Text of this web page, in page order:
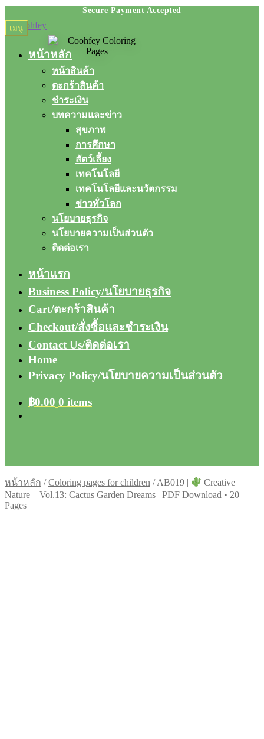
Skip
to
Skip
to
เมนู
หน้าหลัก
หน้าสินค้า
ตะกร้าสินค้า
ชำระเงิน
บทความและข่าว
สุขภาพ
การศึกษา
สัตว์เลี้ยง
เทคโนโลยี
เทคโนโลยีและนวัตกรรม
ข่าวทั่วโลก
นโยบายธุรกิจ
นโยบายความเป็นส่วนตัว
ติดต่อเรา
หน้าแรก
Business Policy/นโยบายธุรกิจ
Cart/ตะกร้าสินค้า
Checkout/สั่งซื้อและชำระเงิน
Contact Us/ติดต่อเรา
Home
Privacy Policy/นโยบายความเป็นส่วนตัว
฿0.00 0 items
หน้าหลัก /Coloring pages for children /AB019 |
Creative
Nature – Vol.13: Cactus Garden Dreams | PDF Download • 20
Pages